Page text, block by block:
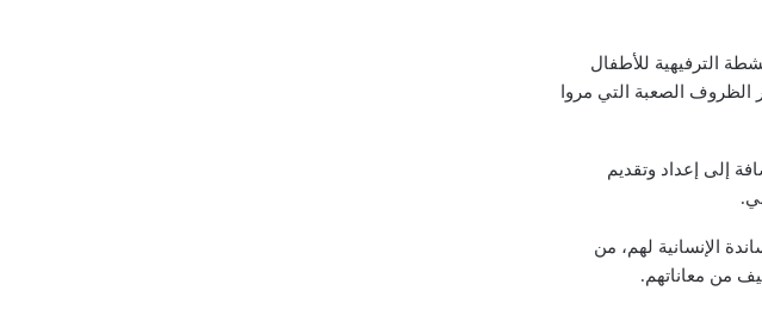
الترفيهية للأطفال
الصعبة التي مروا
إلى إعداد وتقديم
الإنسانية لهم، من
من معاناتهم.